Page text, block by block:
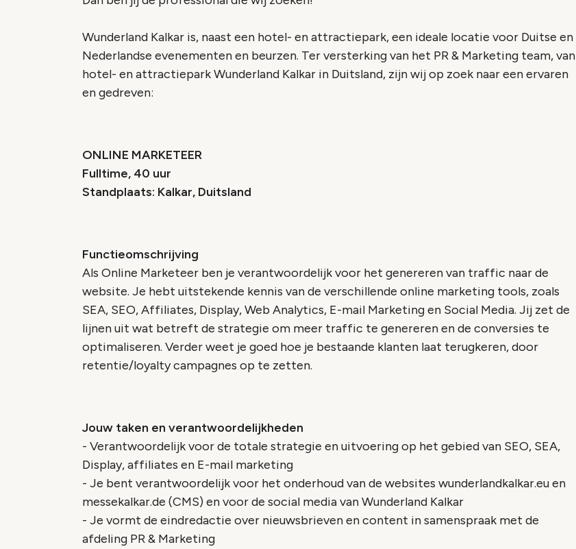
Wunderland Kalkar is, naast een hotel- en attractiepark, een ideale locatie voor Duitse en
Nederlandse evenementen en beurzen. Ter versterking van het PR & Marketing team, van
hotel- en attractiepark Wunderland Kalkar in Duitsland, zijn wij op zoek naar een ervaren
en gedreven:
ONLINE MARKETEER
Fulltime, 40 uur
Standplaats: Kalkar, Duitsland
Functieomschrijving
Als Online Marketeer ben je verantwoordelijk voor het genereren van traffic naar de
website. Je hebt uitstekende kennis van de verschillende online marketing tools, zoals
SEA, SEO, Affiliates, Display, Web Analytics, E-mail Marketing en Social Media. Jij zet de
lijnen uit wat betreft de strategie om meer traffic te genereren en de conversies te
optimaliseren. Verder weet je goed hoe je bestaande klanten laat terugkeren, door
retentie/loyalty campagnes op te zetten.
Jouw taken en verantwoordelijkheden
- Verantwoordelijk voor de totale strategie en uitvoering op het gebied van SEO, SEA,
Display, affiliates en E-mail marketing
- Je bent verantwoordelijk voor het onderhoud van de websites wunderlandkalkar.eu en
messekalkar.de (CMS) en voor de social media van Wunderland Kalkar
- Je vormt de eindredactie over nieuwsbrieven en content in samenspraak met de
afdeling PR & Marketing